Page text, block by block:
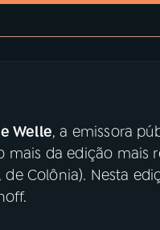
Welle, a emissora
mais da edição mais
de Colônia). Nesta